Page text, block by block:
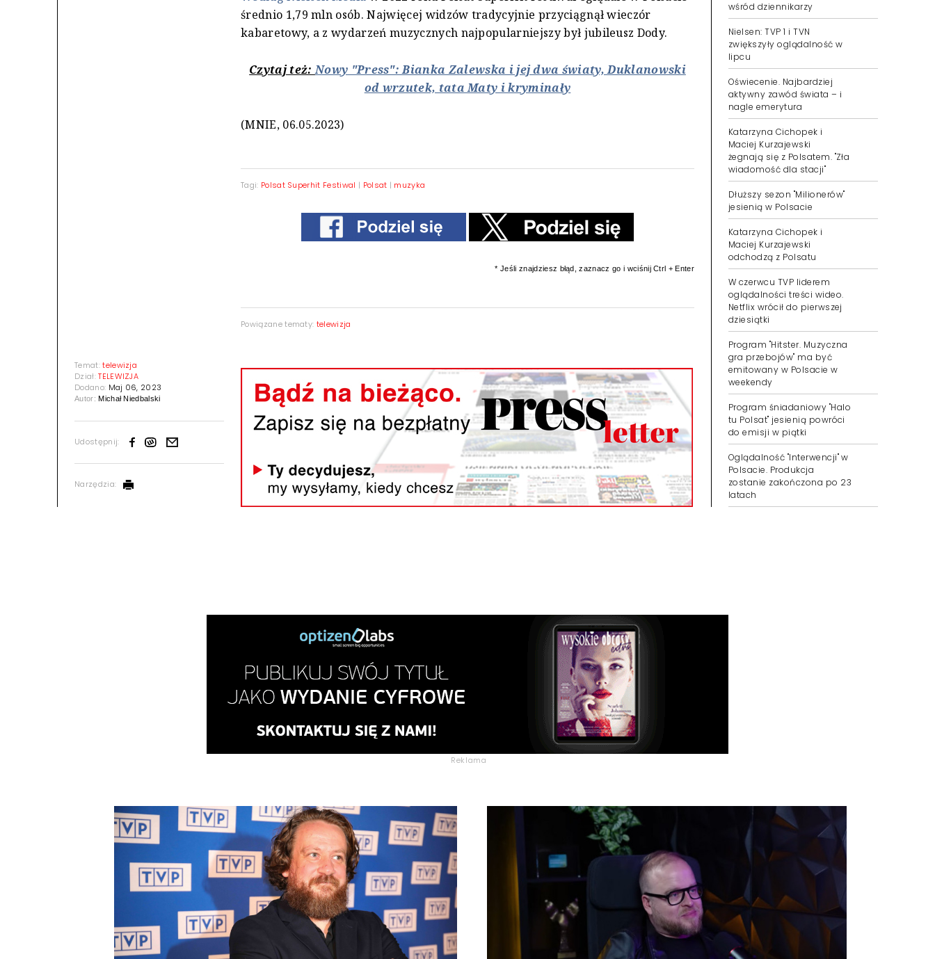
Temat:telewizja
Dział:TELEWIZJA
Dodano: Maj 06, 2023
Autor:Michał Niedbalski
Udostępnij:
Narzędzia:
średnio 1,79 mln osób. Najwięcej widzów tradycyjnie przyciągnął wieczór
kabaretowy, a z wydarzeń muzycznych najpopularniejszy był jubileusz Dody.
Czytaj też:Nowy "Press": Bianka Zalewska i jej dwa światy, Duklanowski
od wrzutek, tata Maty i kryminały
(MNIE, 06.05.2023)
Tagi: Polsat Superhit Festiwal | Polsat | muzyka
* Jeśli znajdziesz błąd, zaznacz go i wciśnij Ctrl + Enter
Powiązane tematy: telewizja
wśród dziennikarzy
Nielsen: TVP 1 i TVN
zwiększyły oglądalność w
lipcu
Oświecenie. Najbardziej
aktywny zawód świata – i
nagle emerytura
Katarzyna Cichopek i
Maciej Kurzajewski
żegnają się z Polsatem. "Zła
wiadomość dla stacji"
Dłuższy sezon "Milionerów"
jesienią w Polsacie
Katarzyna Cichopek i
Maciej Kurzajewski
odchodzą z Polsatu
W czerwcu TVP liderem
oglądalności treści wideo.
Netflix wrócił do pierwszej
dziesiątki
Program "Hitster. Muzyczna
gra przebojów" ma być
emitowany w Polsacie w
weekendy
Program śniadaniowy "Halo
tu Polsat" jesienią powróci
do emisji w piątki
Oglądalność "Interwencji" w
Polsacie. Produkcja
zostanie zakończona po 23
latach
Reklama